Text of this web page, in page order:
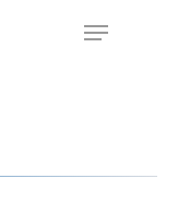
Menu